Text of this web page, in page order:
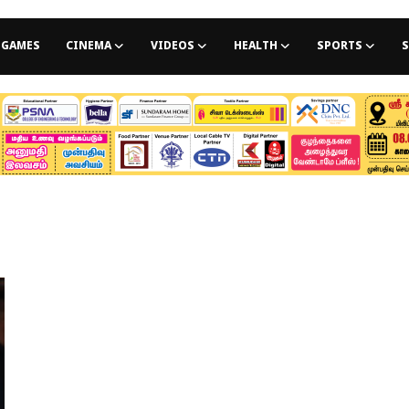
GAMES CINEMA VIDEOS HEALTH SPORTS